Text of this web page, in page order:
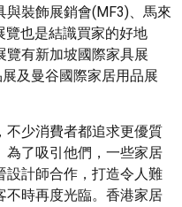
裝飾展銷會(MF3)、馬來
覽也是結識買家的好地
覽有新加坡國際家具展
及曼谷國際家居用品展
不少消費者都追求更優質
為了吸引他們，一些家居
設計師合作，打造令人難
不時再度光臨。香港家居